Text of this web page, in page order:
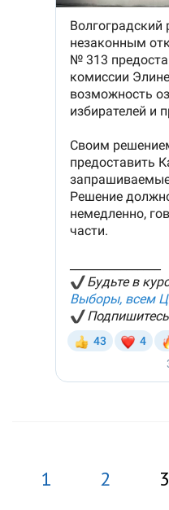
1 2 3